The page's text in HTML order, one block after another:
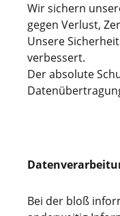
Wir sichern
gegen Verlust,
Unsere
verbessert.
Der absolute
Bei der bloß